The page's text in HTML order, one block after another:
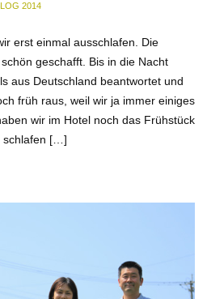
2014
erst einmal ausschlafen. Die
geschafft. Bis in die Nacht
aus Deutschland beantwortet und
früh raus, weil wir ja immer einiges
wir im Hotel noch das Frühstück
schlafen […]